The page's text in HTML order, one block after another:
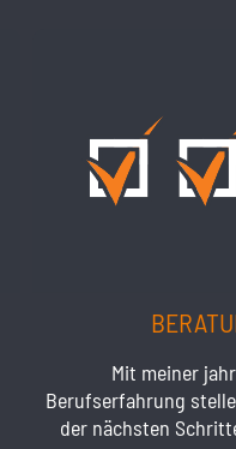
Mit meiner
Berufserfahrung
der nächsten